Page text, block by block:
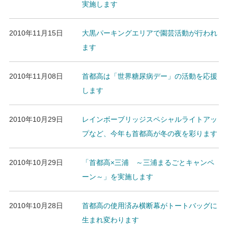
実施します
2010年11月15日
大黒パーキングエリアで園芸活動が行われ
ます
2010年11月08日
首都高は「世界糖尿病デー」の活動を応援
します
2010年10月29日
レインボーブリッジスペシャルライトアッ
プなど、今年も首都高が冬の夜を彩ります
2010年10月29日
「首都高×三浦 ～三浦まるごとキャンペ
ーン～」を実施します
2010年10月28日
首都高の使用済み横断幕がトートバッグに
生まれ変わります